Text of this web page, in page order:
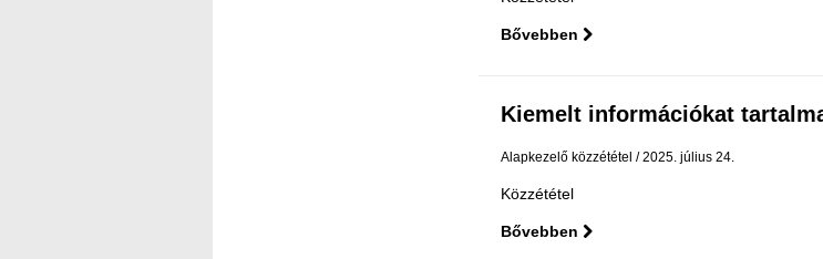
Bővebben
Kiemelt információkat
Alapkezelő közzététel 2025. július 24.
Közzététel
Bővebben